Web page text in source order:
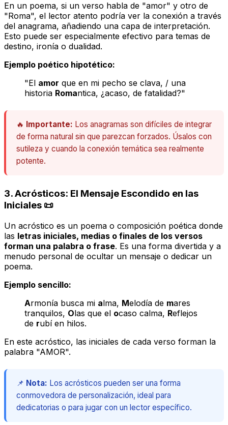
En un poema, si un verso habla de "amor" y otro de
"Roma", el lector atento podría ver la conexión a través
del anagrama, añadiendo una capa de interpretación.
Esto puede ser especialmente efectivo para temas de
destino, ironía o dualidad.
Ejemplo poético hipotético:
"El amor que en mi pecho se clava, / una
historia Romantica, ¿acaso, de fatalidad?"
🔥 Importante: Los anagramas son difíciles de integrar
de forma natural sin que parezcan forzados. Úsalos con
sutileza y cuando la conexión temática sea realmente
potente.
3. Acrósticos: El Mensaje Escondido en las
Iniciales 📜
Un acróstico es un poema o composición poética donde
las letras iniciales, medias o finales de los versos
forman una palabra o frase. Es una forma divertida y a
menudo personal de ocultar un mensaje o dedicar un
poema.
Ejemplo sencillo:
Armonía busca mi alma, Melodía de mares
tranquilos, Olas que el ocaso calma, Reflejos
de rubí en hilos.
En este acróstico, las iniciales de cada verso forman la
palabra "AMOR".
📌 Nota: Los acrósticos pueden ser una forma
conmovedora de personalización, ideal para
dedicatorias o para jugar con un lector específico.